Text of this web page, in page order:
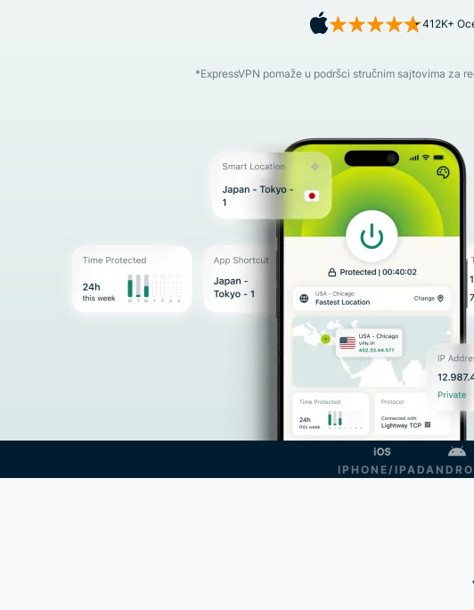
412K+
*ExpressVPN pomaže u podršci stručnim sajtovima za
IPHONE/IPAD